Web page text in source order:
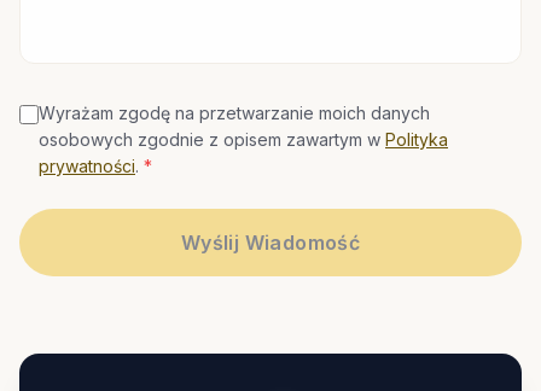
Wyrażam zgodę na przetwarzanie moich danych
osobowych zgodnie z opisem zawartym w Polityka
prywatności. *
Wyślij Wiadomość